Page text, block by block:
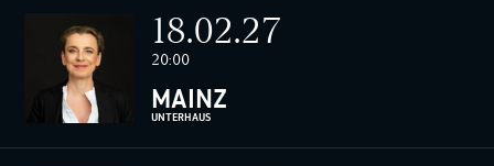
18.02.27
20:00
MAINZ
UNTERHAUS